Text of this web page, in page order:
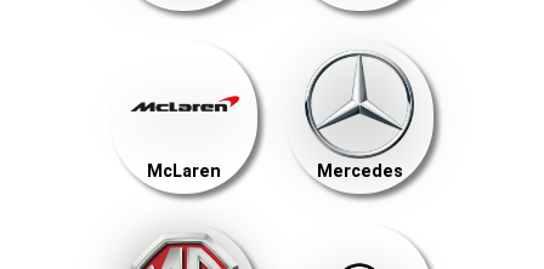
McLaren Mercedes